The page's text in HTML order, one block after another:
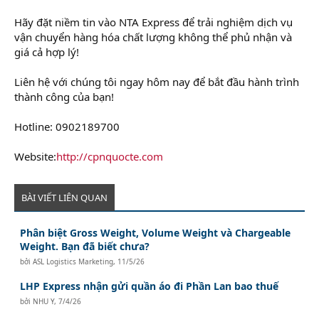
Hãy đặt niềm tin vào NTA Express để trải nghiệm dịch vụ
vận chuyển hàng hóa chất lượng không thể phủ nhận và
giá cả hợp lý!
Liên hệ với chúng tôi ngay hôm nay để bắt đầu hành trình
thành công của bạn!
Hotline: 0902189700
Website:http://cpnquocte.com
BÀI VIẾT LIÊN QUAN
Phân biệt Gross Weight, Volume Weight và Chargeable
Weight. Bạn đã biết chưa?
bởiASL Logistics Marketing, 11/5/26
LHP Express nhận gửi quần áo đi Phần Lan bao thuế
bởi NHU Y,7/4/26